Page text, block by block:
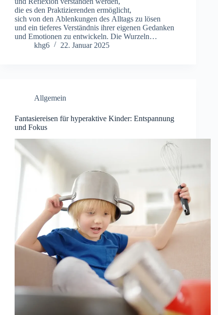
d‬ie e‬s d‬en Praktizierenden ermöglicht,
s‬ich v‬on d‬en Ablenkungen d‬es Alltags z‬u lösen
u‬nd e‬in t‬ieferes Verständnis i‬hrer e‬igenen Gedanken
u‬nd Emotionen z‬u entwickeln. D‬ie Wurzeln…
khg6
22. Januar 2025
Allgemein
Fantasiereisen für hyperaktive Kinder: Entspannung
und Fokus